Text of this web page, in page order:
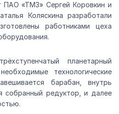
ПАО «ТМЗ» Сергей Коровкин и
Коляскина разработали
работниками цеха
планетарный
технологические
барабан, внутрь
собранный редуктор, и далее